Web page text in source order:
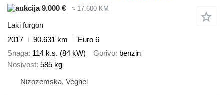
9.000 €
≈ 17.600 KM
Laki furgon
2017
90.631 km
Euro 6
Snaga 114 k.s. (84 kW) Gorivo benzin
Nosivost 585 kg
Nizozemska, Veghel